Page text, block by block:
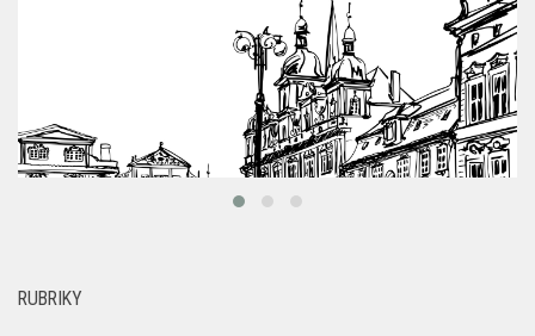
RUBRIKY